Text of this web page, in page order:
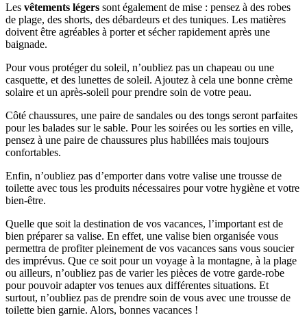
Les vêtements légers sont également de mise : pensez à des robes
de plage, des shorts, des débardeurs et des tuniques. Les matières
doivent être agréables à porter et sécher rapidement après une
baignade.
Pour vous protéger du soleil, n’oubliez pas un chapeau ou une
casquette, et des lunettes de soleil. Ajoutez à cela une bonne crème
solaire et un après-soleil pour prendre soin de votre peau.
Côté chaussures, une paire de sandales ou des tongs seront parfaites
pour les balades sur le sable. Pour les soirées ou les sorties en ville,
pensez à une paire de chaussures plus habillées mais toujours
confortables.
Enfin, n’oubliez pas d’emporter dans votre valise une trousse de
toilette avec tous les produits nécessaires pour votre hygiène et votre
bien-être.
Quelle que soit la destination de vos vacances, l’important est de
bien préparer sa valise. En effet, une valise bien organisée vous
permettra de profiter pleinement de vos vacances sans vous soucier
des imprévus. Que ce soit pour un voyage à la montagne, à la plage
ou ailleurs, n’oubliez pas de varier les pièces de votre garde-robe
pour pouvoir adapter vos tenues aux différentes situations. Et
surtout, n’oubliez pas de prendre soin de vous avec une trousse de
toilette bien garnie. Alors, bonnes vacances !